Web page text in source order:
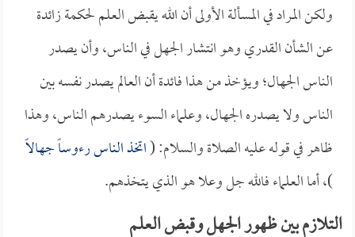
ولكن المراد في المسألة الأولى أن الله يقبض العلم لحكمة زائدة
عن الشأن القدري وهو انتشار الجهل في الناس، وأن يصدر
الناس الجهال؛ ويؤخذ من هذا فائدة أن العالم يصدر نفسه بين
الناس ولا يصدره الجهال، وعلماء السوء يصدرهم الناس، وهذا
ظاهر في قوله عليه الصلاة والسلام: (اتخذ الناس رءوساً جهالاً
)، أما العلماء فالله جل وعلا هو الذي يتخذهم.
التلازم بين ظهور الجهل وقبض العلم